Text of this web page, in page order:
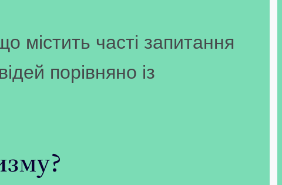
містить часті запитання
порівняно із